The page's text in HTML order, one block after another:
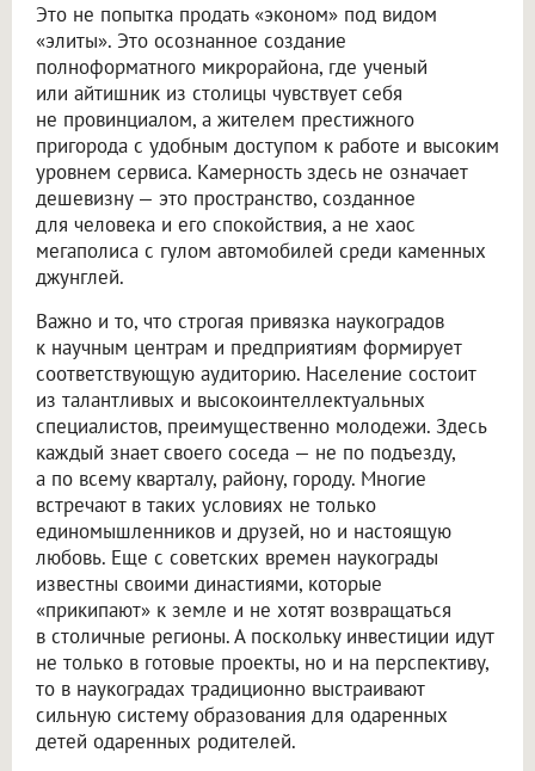
Это не попытка продать «эконом» под видом
«элиты». Это осознанное создание
полноформатного микрорайона, где ученый
или айтишник из столицы чувствует себя
не провинциалом, а жителем престижного
пригорода с удобным доступом к работе и высоким
уровнем сервиса. Камерность здесь не означает
дешевизну — это пространство, созданное
для человека и его спокойствия, а не хаос
мегаполиса с гулом автомобилей среди каменных
джунглей.
Важно и то, что строгая привязка наукоградов
к научным центрам и предприятиям формирует
соответствующую аудиторию. Население состоит
из талантливых и высокоинтеллектуальных
специалистов, преимущественно молодежи. Здесь
каждый знает своего соседа — не по подъезду,
а по всему кварталу, району, городу. Многие
встречают в таких условиях не только
единомышленников и друзей, но и настоящую
любовь. Еще с советских времен наукограды
известны своими династиями, которые
«прикипают» к земле и не хотят возвращаться
в столичные регионы. А поскольку инвестиции идут
не только в готовые проекты, но и на перспективу,
то в наукоградах традиционно выстраивают
сильную систему образования для одаренных
детей одаренных родителей.